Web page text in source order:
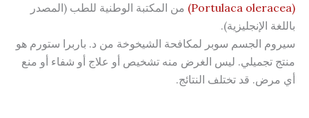
من المكتبة الوطنية للطب (المصدر
باللغة الإنجليزية).
سيروم الجسم سوبر لمكافحة الشيخوخة من د. باربرا ستورم هو
منتج تجميلي. ليس الغرض منه تشخيص أو علاج أو شفاء أو منع
أي مرض. قد تختلف النتائج.